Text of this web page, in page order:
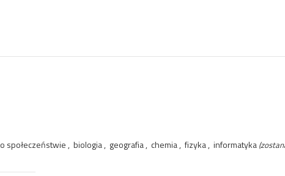
, biologia , geografia , chemia , fizyka , informatyka